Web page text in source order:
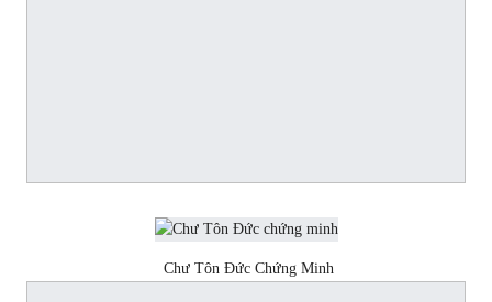
Chư Tôn Đức Chứng Minh